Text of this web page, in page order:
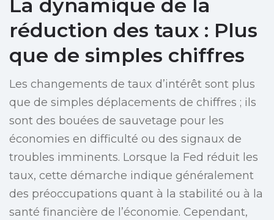
La dynamique de la
réduction des taux : Plus
que de simples chiffres
Les changements de taux d’intérêt sont plus
que de simples déplacements de chiffres ; ils
sont des bouées de sauvetage pour les
économies en difficulté ou des signaux de
troubles imminents. Lorsque la Fed réduit les
taux, cette démarche indique généralement
des préoccupations quant à la stabilité ou à la
santé financière de l’économie. Cependant,